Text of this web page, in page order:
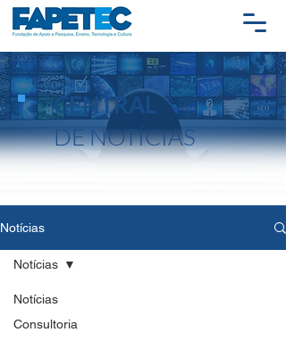
CENTRAL
DE NOTÍCIAS
Notícias
Notícias
Consultoria
Notícias